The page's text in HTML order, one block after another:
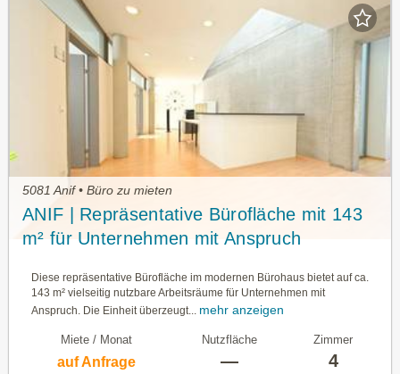
5081 Anif • Büro zu mieten
ANIF | Repräsentative Bürofläche mit 143
m² für Unternehmen mit Anspruch
Diese repräsentative Bürofläche im modernen Bürohaus bietet auf ca.
143 m² vielseitig nutzbare Arbeitsräume für Unternehmen mit
Anspruch. Die Einheit überzeugt... mehr anzeigen
Miete / Monat
auf Anfrage
Nutzfläche
—
Zimmer
4